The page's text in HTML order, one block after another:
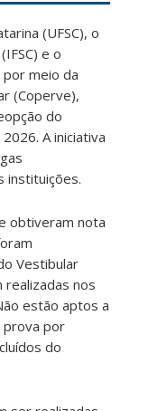
(UFSC), o
e o
meio da
(Coperve),
do
A iniciativa
instituições.
obtiveram nota
Vestibular
realizadas nos
estão aptos a
prova por
do